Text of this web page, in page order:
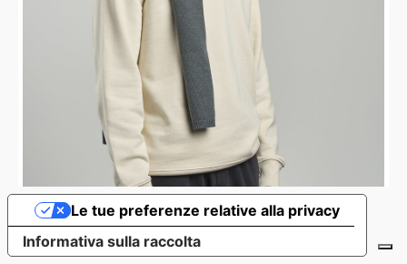
Informativa sulla raccolta
Le tue preferenze relative alla privacy